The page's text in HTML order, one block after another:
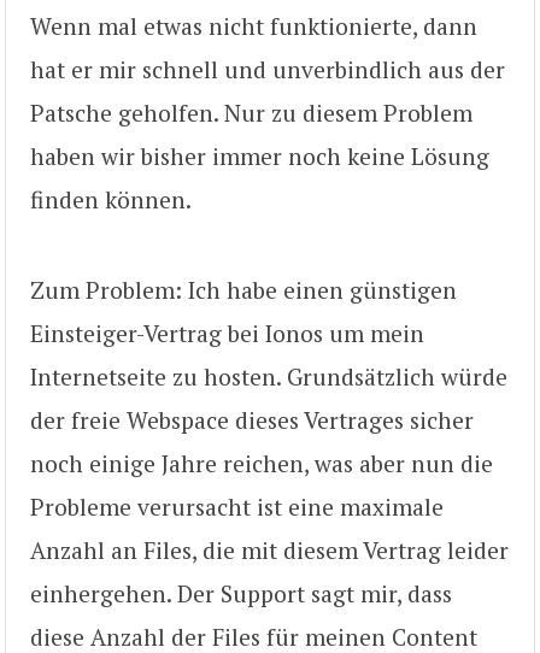
Wenn mal etwas nicht funktionierte, dann
hat er mir schnell und unverbindlich aus der
Patsche geholfen. Nur zu diesem Problem
haben wir bisher immer noch keine Lösung
finden können.
Zum Problem: Ich habe einen günstigen
Einsteiger-Vertrag bei Ionos um mein
Internetseite zu hosten. Grundsätzlich würde
der freie Webspace dieses Vertrages sicher
noch einige Jahre reichen, was aber nun die
Probleme verursacht ist eine maximale
Anzahl an Files, die mit diesem Vertrag leider
einhergehen. Der Support sagt mir, dass
diese Anzahl der Files für meinen Content